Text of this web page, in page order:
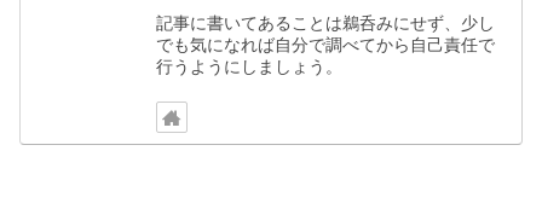
記事に書いてあることは鵜呑みにせず、少し
でも気になれば自分で調べてから自己責任で
行うようにしましょう。